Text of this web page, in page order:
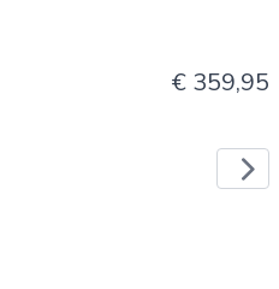
€ 359,95